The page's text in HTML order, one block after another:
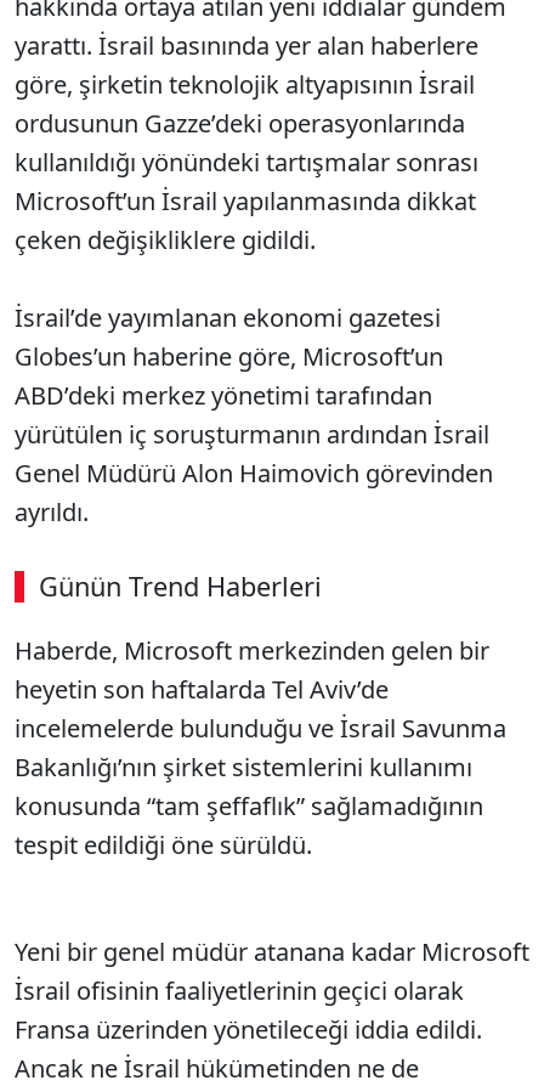
hakkında ortaya atılan yeni iddialar gündem
yarattı. İsrail basınında yer alan haberlere
göre, şirketin teknolojik altyapısının İsrail
ordusunun Gazze’deki operasyonlarında
kullanıldığı yönündeki tartışmalar sonrası
Microsoft’un İsrail yapılanmasında dikkat
çeken değişikliklere gidildi.
İsrail’de yayımlanan ekonomi gazetesi
Globes’un haberine göre, Microsoft’un
ABD’deki merkez yönetimi tarafından
yürütülen iç soruşturmanın ardından İsrail
Genel Müdürü Alon Haimovich görevinden
ayrıldı.
Günün Trend Haberleri
00:02 / 08:06
Sesi Aç
Haberde, Microsoft merkezinden gelen bir
heyetin son haftalarda Tel Aviv’de
incelemelerde bulunduğu ve İsrail Savunma
Bakanlığı’nın şirket sistemlerini kullanımı
konusunda “tam şeffaflık” sağlamadığının
tespit edildiği öne sürüldü.
Yeni bir genel müdür atanana kadar Microsoft
İsrail ofisinin faaliyetlerinin geçici olarak
Fransa üzerinden yönetileceği iddia edildi.
Ancak ne İsrail hükümetinden ne de